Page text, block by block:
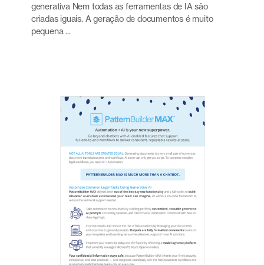
generativa‍ Nem todas as ferramentas de IA são
criadas iguais. A geração de documentos é muito
pequena ...